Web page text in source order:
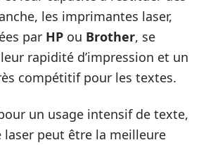
les imprimantes laser,
par HP ou Brother, se
rapidité d’impression et un
compétitif pour les textes.
un usage intensif de texte,
peut être la meilleure